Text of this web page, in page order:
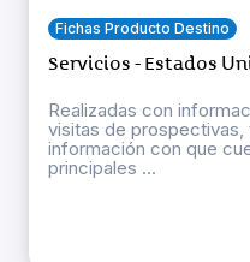
Fichas Producto Destino
Servicios - Estados
Realizadas con
visitas de
información con que
principales ...